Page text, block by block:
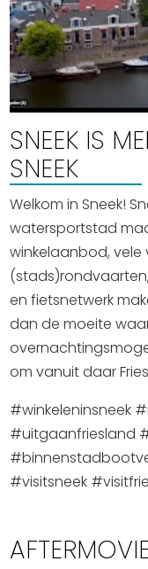
En meer
Arrangementen
Jouw Sneek
De Friese meren
Other languages
UITagenda
Routes
Veel bezochte
Top 10 leuke dingen
Uitgaan in Sneek
Overnachten in
Interactieve
SNEEK IS
SNEEK
Welkom in Sneek!
watersportstad
winkelaanbod, vele
en fietsnetwerk
dan de moeite
om vanuit daar
#winkeleninsneek
#uitgaanfriesland
#visitsneek